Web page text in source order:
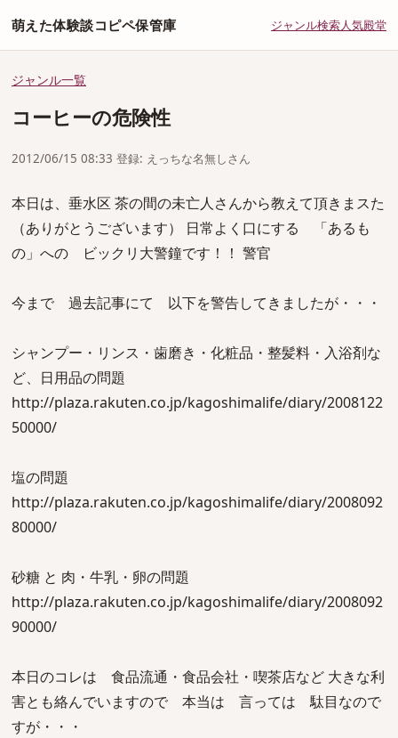
萌えた体験談コピペ保管庫 ジャンル検索人気殿堂
ジャンル一覧
コーヒーの危険性
2012/06/15 08:33 登録: えっちな名無しさん
本日は、垂水区 茶の間の未亡人さんから教えて頂きまスた
（ありがとうございます） 日常よく口にする 「あるも
の」への ビックリ大警鐘です！！ 警官
今まで 過去記事にて 以下を警告してきましたが・・・
シャンプー・リンス・歯磨き・化粧品・整髪料・入浴剤な
ど、日用品の問題
http://plaza.rakuten.co.jp/kagoshimalife/diary/2008122
50000/
塩の問題
http://plaza.rakuten.co.jp/kagoshimalife/diary/2008092
80000/
砂糖 と 肉・牛乳・卵の問題
http://plaza.rakuten.co.jp/kagoshimalife/diary/2008092
90000/
本日のコレは 食品流通・食品会社・喫茶店など 大きな利
害とも絡んでいますので 本当は 言っては 駄目なので
すが・・・